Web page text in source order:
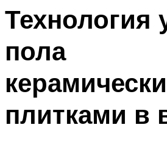
Технология
пола
плитками в